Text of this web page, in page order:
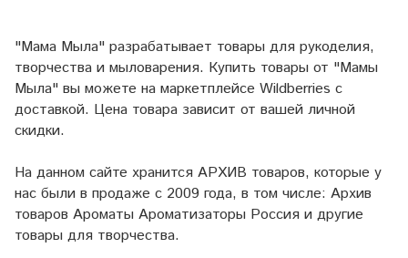
"Мама Мыла" разрабатывает товары для рукоделия,
творчества и мыловарения. Купить товары от "Мамы
Мыла" вы можете на маркетплейсе Wildberries с
доставкой. Цена товара зависит от вашей личной
скидки.
На данном сайте хранится АРХИВ товаров, которые у
нас были в продаже с 2009 года, в том числе: Архив
товаров Ароматы Ароматизаторы Россия и другие
товары для творчества.